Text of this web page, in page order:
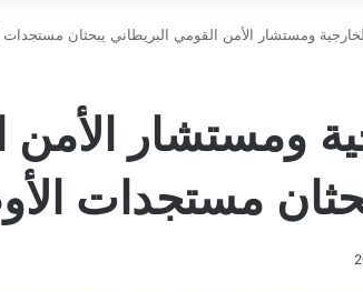
ومستشار الأمن القومي البريطاني يبحثان مستجدات
ومستشار الأمن
مستجدات